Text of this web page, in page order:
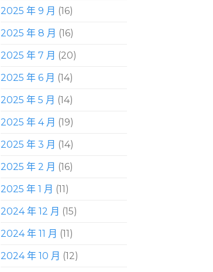
2025 年 9 月 (16)
2025 年 8 月 (16)
2025 年 7 月 (20)
2025 年 6 月 (14)
2025 年 5 月 (14)
2025 年 4 月 (19)
2025 年 3 月 (14)
2025 年 2 月 (16)
2025 年 1 月 (11)
2024 年 12 月 (15)
2024 年 11 月 (11)
2024 年 10 月 (12)